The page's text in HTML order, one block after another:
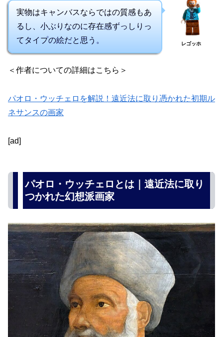
実物はキャンバスならではの質感もあ
るし、小ぶりなのに存在感ずっしりっ
てタイプの絵だと思う。
レゴッホ
＜作者についての詳細はこちら＞
パオロ・ウッチェロを解説！遠近法に取り憑かれた初期ル
ネサンスの画家
[ad]
パオロ・ウッチェロとは｜遠近法に取り
つかれた幻想派画家